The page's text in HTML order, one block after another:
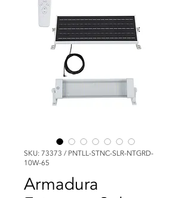
SKU: 73373 / PNTLL-STNC-SLR-NTGRD-
10W-65
Armadura